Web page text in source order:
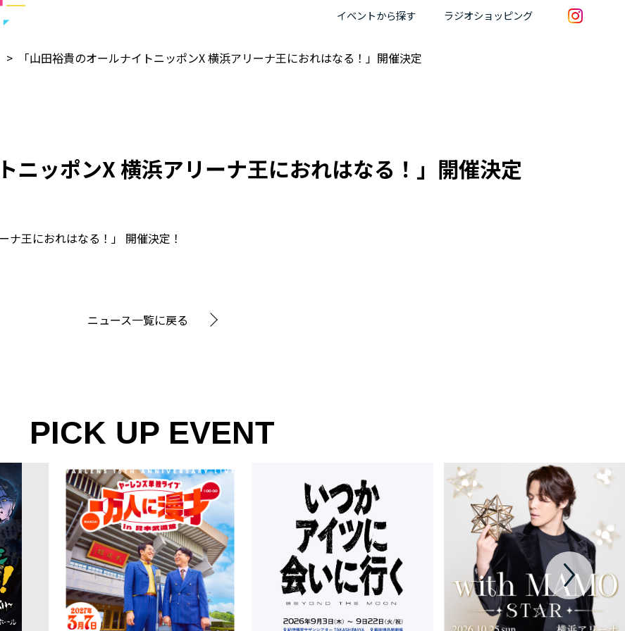
イベントから探す ラジオショッピング
「山田裕貴のオールナイトニッポンX 横浜アリーナ王におれはなる！」開催決定
ニッポンX 横浜アリーナ王におれはなる！」開催決定
ナ王におれはなる！」 開催決定！
ニュース一覧に戻る
PICK UP EVENT